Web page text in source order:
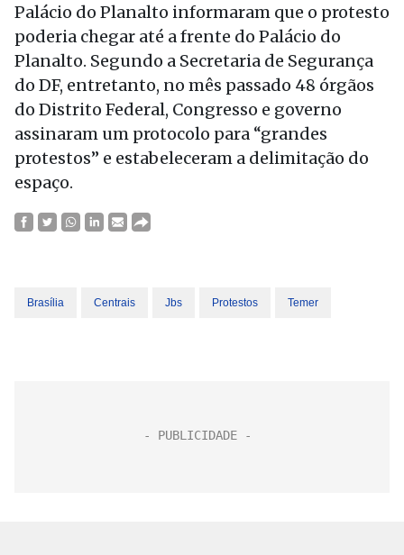
Palácio do Planalto informaram que o protesto
poderia chegar até a frente do Palácio do
Planalto. Segundo a Secretaria de Segurança
do DF, entretanto, no mês passado 48 órgãos
do Distrito Federal, Congresso e governo
assinaram um protocolo para “grandes
protestos” e estabeleceram a delimitação do
espaço.
Brasília Centrais Jbs Protestos Temer